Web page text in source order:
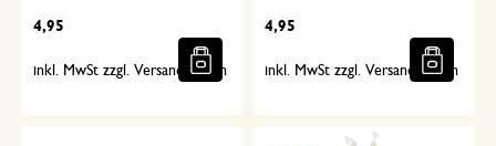
4,95
inkl. MwSt zzgl. Versandkosten
4,95
inkl. MwSt zzgl. Versandkosten